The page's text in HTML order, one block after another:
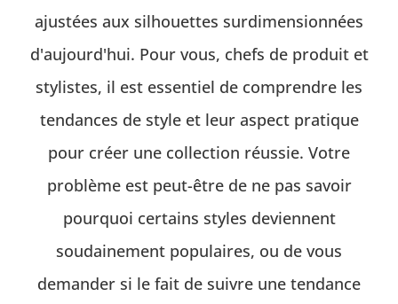
ajustées aux silhouettes surdimensionnées
d'aujourd'hui. Pour vous, chefs de produit et
stylistes, il est essentiel de comprendre les
tendances de style et leur aspect pratique
pour créer une collection réussie. Votre
problème est peut-être de ne pas savoir
pourquoi certains styles deviennent
soudainement populaires, ou de vous
demander si le fait de suivre une tendance